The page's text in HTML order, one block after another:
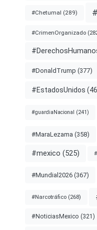
#Chetumal (289)
#CrimenOrganizado
#DonaldTrump (377)
#EstadosUnidos
#guardiaNacional (241)
#MaraLezama (358)
#mexico (525)
#Mundial2026 (367)
#Narcotráfico (268)
#NoticiasMexico (321)